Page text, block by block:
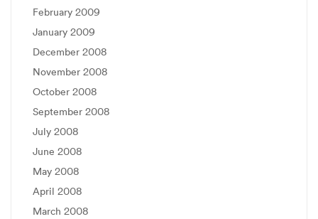
February 2009
January 2009
December 2008
November 2008
October 2008
September 2008
July 2008
June 2008
May 2008
April 2008
March 2008